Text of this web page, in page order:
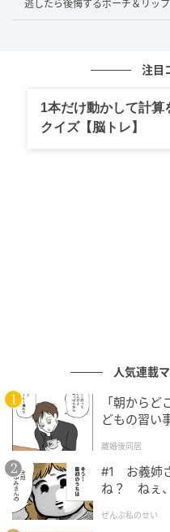
メスティンが「蒸し
商品名：メスティン専用
価格：￥110（税込）
サイズ：縦70×横141×高
販売ショップ：ダイソー
JANコード：
逃したら後悔するポーチ＆リップ
注目
1本だけ動かして計算
クイズ【脳トレ】
人気連載
「朝から
どもの習い
離婚後同居
#1 お義姉
ね？ ねぇ
ぜんぶ私のせい